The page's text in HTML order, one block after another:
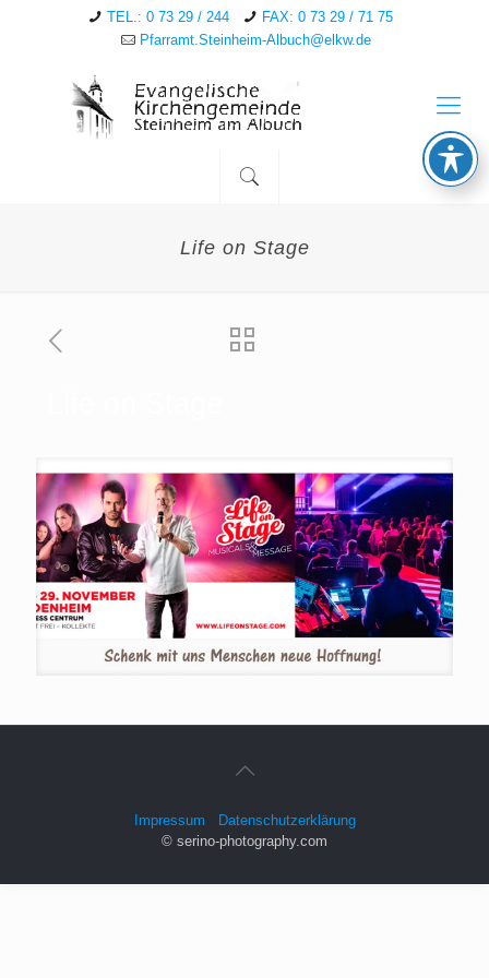
TEL.: 0 73 29 / 244
FAX: 0 73 29 / 71 75
Pfarramt.Steinheim-Albuch@elkw.de
Life on Stage
Impressum
Datenschutzerklärung
© serino-photography.com